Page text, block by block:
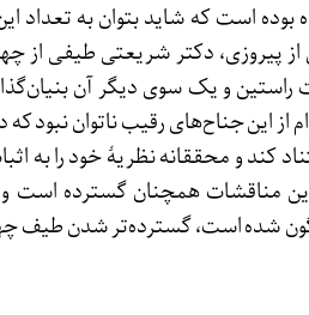
است که شاید بتوان به تعداد
دکتر شریعتی طیفی از
و یک سوی دیگر آن
این جناح‌های رقیب ناتوان نبود
کند و محققانه نظریهٔ خود را به
مناقشات همچنان گسترده است و
شده است، گسترده‌تر شدن طیف